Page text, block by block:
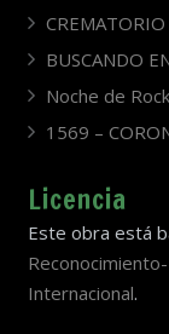
CREMATORIO
BUSCANDO
Noche de
1569 –
Licencia
Este obra está
Internacional.